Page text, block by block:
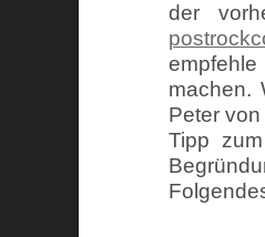
der
machen.
Peter
Tipp